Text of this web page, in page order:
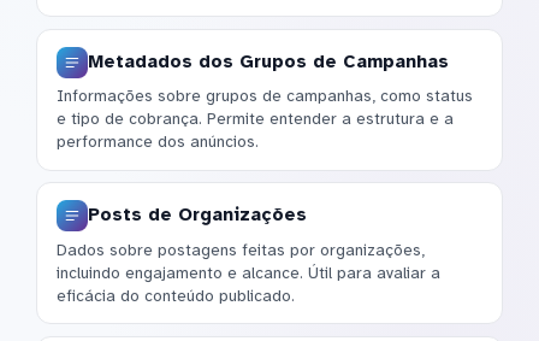
Metadados dos Grupos de Campanhas
Informações sobre grupos de campanhas, como status
e tipo de cobrança. Permite entender a estrutura e a
performance dos anúncios.
Posts de Organizações
Dados sobre postagens feitas por organizações,
incluindo engajamento e alcance. Útil para avaliar a
eficácia do conteúdo publicado.